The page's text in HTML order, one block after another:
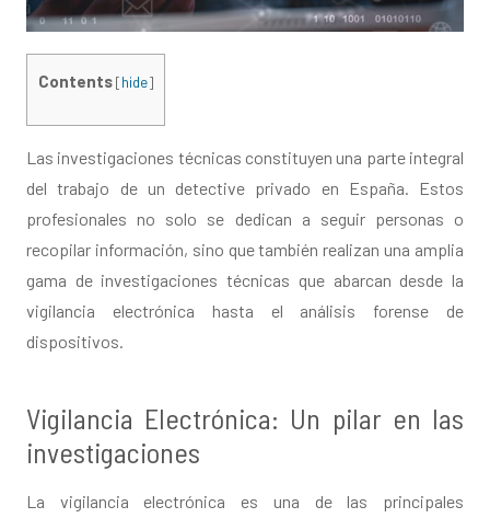
Contents[hide]
Las investigaciones técnicas constituyen una parte integral
del trabajo de un detective privado en España. Estos
profesionales no solo se dedican a seguir personas o
recopilar información, sino que también realizan una amplia
gama de investigaciones técnicas que abarcan desde la
vigilancia electrónica hasta el análisis forense de
dispositivos.
Vigilancia Electrónica: Un pilar en las
investigaciones
La vigilancia electrónica es una de las principales